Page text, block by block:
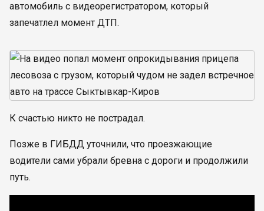
автомобиль с видеорегистратором, который
запечатлел момент ДТП.
К счастью никто не пострадал.
Позже в ГИБДД уточнили, что проезжающие
водители сами убрали бревна с дороги и продолжили
путь.